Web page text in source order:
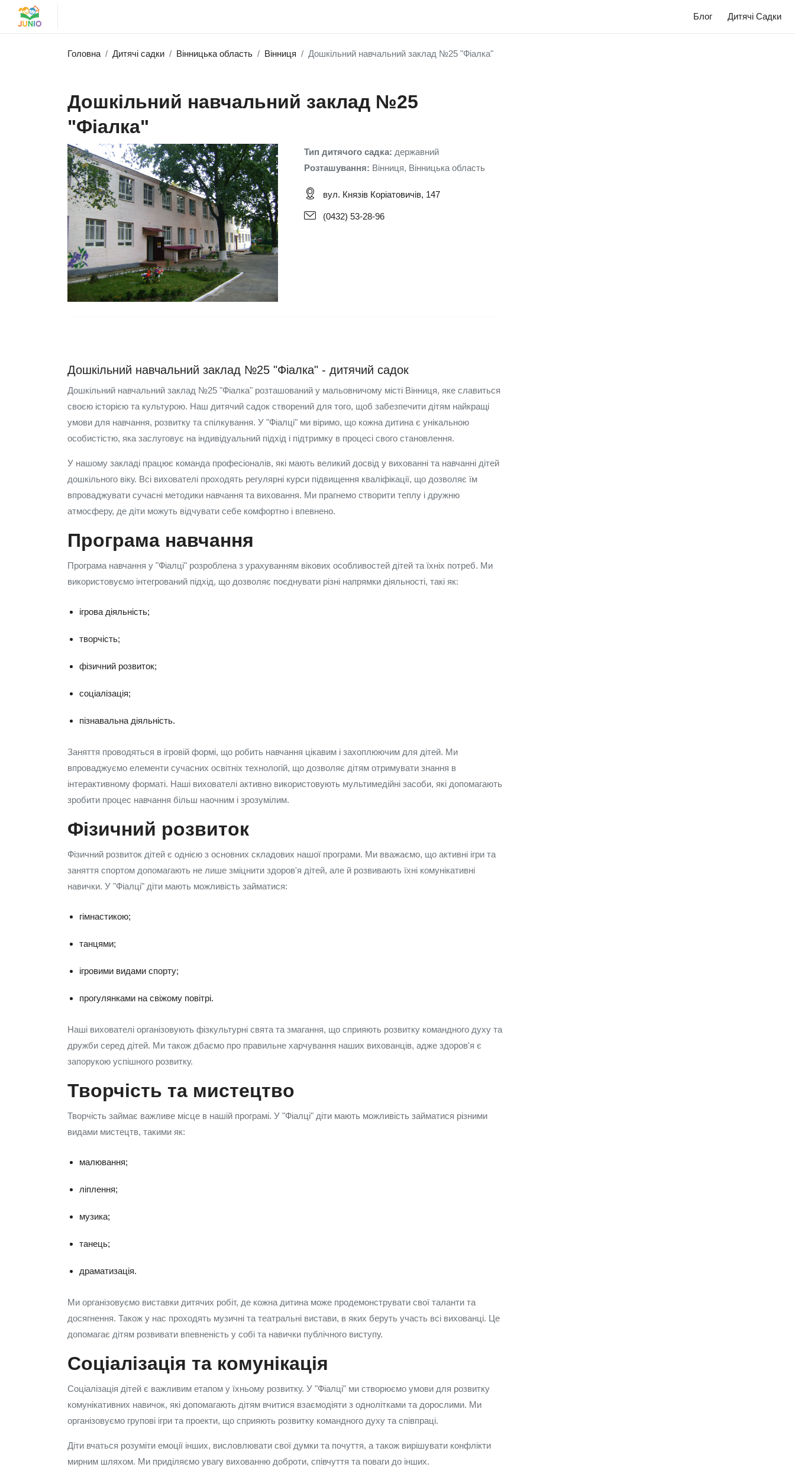
Блог Дитячі Садки
Головна Дитячі садки Вінницька область Вінниця Дошкільний навчальний заклад №25 "Фіалка"
Дошкільний навчальний заклад №25
"Фіалка"
Тип дитячого садка: державний
Розташування: Вінниця, Вінницька область
вул. Князів Коріатовичів, 147
(0432) 53-28-96
Дошкільний навчальний заклад №25 "Фіалка" - дитячий садок
Дошкільний навчальний заклад №25 "Фіалка" розташований у мальовничому місті Вінниця, яке славиться
своєю історією та культурою. Наш дитячий садок створений для того, щоб забезпечити дітям найкращі
умови для навчання, розвитку та спілкування. У "Фіалці" ми віримо, що кожна дитина є унікальною
особистістю, яка заслуговує на індивідуальний підхід і підтримку в процесі свого становлення.
У нашому закладі працює команда професіоналів, які мають великий досвід у вихованні та навчанні дітей
дошкільного віку. Всі вихователі проходять регулярні курси підвищення кваліфікації, що дозволяє їм
впроваджувати сучасні методики навчання та виховання. Ми прагнемо створити теплу і дружню
атмосферу, де діти можуть відчувати себе комфортно і впевнено.
Програма навчання
Програма навчання у "Фіалці" розроблена з урахуванням вікових особливостей дітей та їхніх потреб. Ми
використовуємо інтегрований підхід, що дозволяє поєднувати різні напрямки діяльності, такі як:
ігрова діяльність;
творчість;
фізичний розвиток;
соціалізація;
пізнавальна діяльність.
Заняття проводяться в ігровій формі, що робить навчання цікавим і захоплюючим для дітей. Ми
впроваджуємо елементи сучасних освітніх технологій, що дозволяє дітям отримувати знання в
інтерактивному форматі. Наші вихователі активно використовують мультимедійні засоби, які допомагають
зробити процес навчання більш наочним і зрозумілим.
Фізичний розвиток
Фізичний розвиток дітей є однією з основних складових нашої програми. Ми вважаємо, що активні ігри та
заняття спортом допомагають не лише зміцнити здоров'я дітей, але й розвивають їхні комунікативні
навички. У "Фіалці" діти мають можливість займатися:
гімнастикою;
танцями;
ігровими видами спорту;
прогулянками на свіжому повітрі.
Наші вихователі організовують фізкультурні свята та змагання, що сприяють розвитку командного духу та
дружби серед дітей. Ми також дбаємо про правильне харчування наших вихованців, адже здоров'я є
запорукою успішного розвитку.
Творчість та мистецтво
Творчість займає важливе місце в нашій програмі. У "Фіалці" діти мають можливість займатися різними
видами мистецтв, такими як:
малювання;
ліплення;
музика;
танець;
драматизація.
Ми організовуємо виставки дитячих робіт, де кожна дитина може продемонструвати свої таланти та
досягнення. Також у нас проходять музичні та театральні вистави, в яких беруть участь всі вихованці. Це
допомагає дітям розвивати впевненість у собі та навички публічного виступу.
Соціалізація та комунікація
Соціалізація дітей є важливим етапом у їхньому розвитку. У "Фіалці" ми створюємо умови для розвитку
комунікативних навичок, які допомагають дітям вчитися взаємодіяти з однолітками та дорослими. Ми
організовуємо групові ігри та проекти, що сприяють розвитку командного духу та співпраці.
Діти вчаться розуміти емоції інших, висловлювати свої думки та почуття, а також вирішувати конфлікти
мирним шляхом. Ми приділяємо увагу вихованню доброти, співчуття та поваги до інших.